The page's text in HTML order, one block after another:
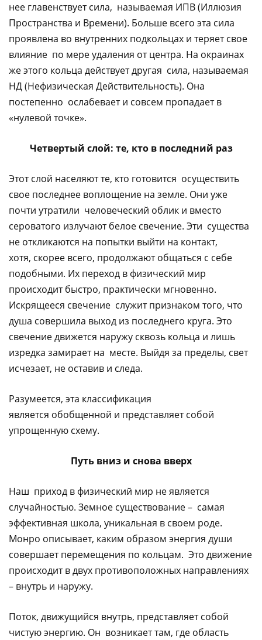
нее главенствует сила, называемая ИПВ (Иллюзия
Пространства и Времени). Больше всего эта сила
проявлена во внутренних подкольцах и теряет свое
влияние по мере удаления от центра. На окраинах
же этого кольца действует другая сила, называемая
НД (Нефизическая Действительность). Она
постепенно ослабевает и совсем пропадает в
«нулевой точке».
Четвертый слой: те, кто в последний раз
Этот слой населяют те, кто готовится осуществить
свое последнее воплощение на земле. Они уже
почти утратили человеческий облик и вместо
сероватого излучают белое свечение. Эти существа
не откликаются на попытки выйти на контакт,
хотя, скорее всего, продолжают общаться с себе
подобными. Их переход в физический мир
происходит быстро, практически мгновенно.
Искрящееся свечение служит признаком того, что
душа совершила выход из последнего круга. Это
свечение движется наружу сквозь кольца и лишь
изредка замирает на месте. Выйдя за пределы, свет
исчезает, не оставив и следа.
Разумеется, эта классификация
является обобщенной и представляет собой
упрощенную схему.
Путь вниз и снова вверх
Наш приход в физический мир не является
случайностью. Земное существование – самая
эффективная школа, уникальная в своем роде.
Монро описывает, каким образом энергия души
совершает перемещения по кольцам. Это движение
происходит в двух противоположных направлениях
– внутрь и наружу.
Поток, движущийся внутрь, представляет собой
чистую энергию. Он возникает там, где область